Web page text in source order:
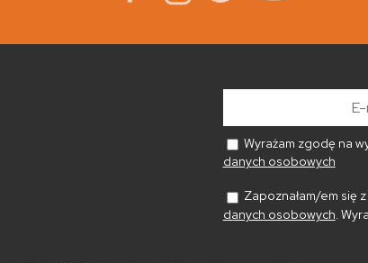
Wyrażam zgodę na
danych osobowych
Zapoznałam/em się
danych osobowych .